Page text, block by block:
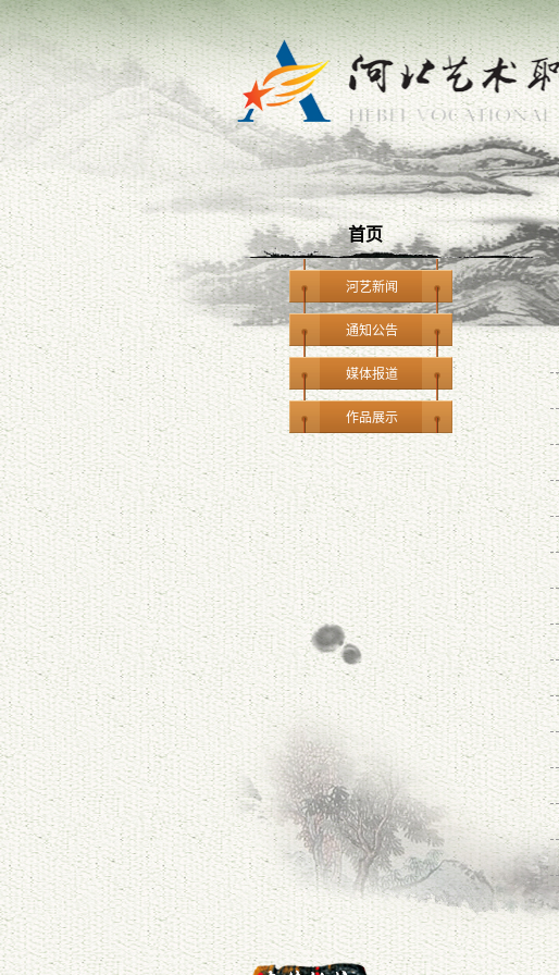
首页
河艺新闻
通知公告
媒体报道
作品展示